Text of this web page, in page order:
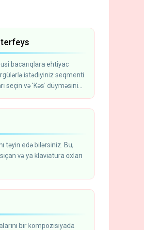
bacarıqlara ehtiyac
istədiyiniz seqmenti
seçin və 'Kəs' düyməsini
təyin edə bilərsiniz. Bu,
və ya klaviatura oxları
bir kompozisiyada